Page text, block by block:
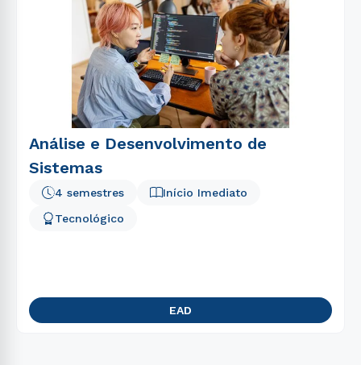
Análise e Desenvolvimento de
Sistemas
Início Imediato
Tecnológico
4 semestres
EAD